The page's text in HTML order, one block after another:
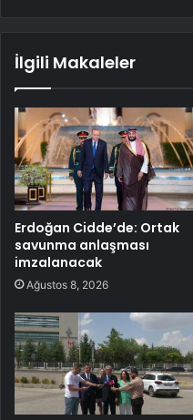
İlgili Makaleler
Erdoğan Cidde’de: Ortak
savunma anlaşması
imzalanacak
Ağustos 8, 2026